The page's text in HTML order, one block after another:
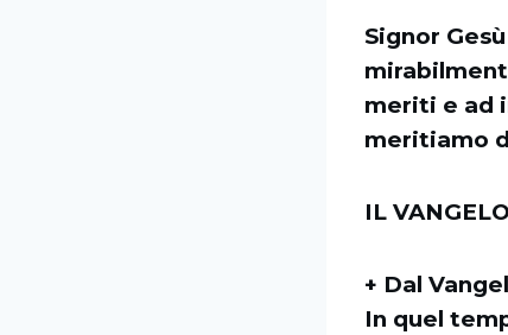
Signor
meriti e ad
meritiamo
IL
+ Dal
In quel